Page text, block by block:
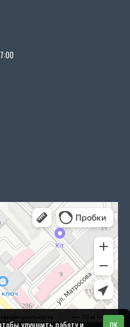
улучшить работу и